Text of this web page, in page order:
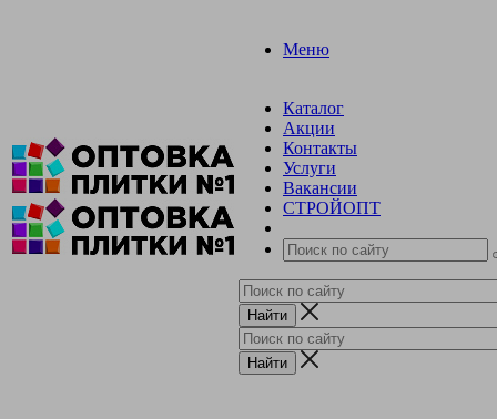
Меню
Каталог
Акции
Контакты
Услуги
Вакансии
СТРОЙОПТ